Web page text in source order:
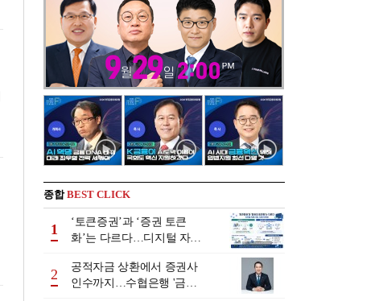
종합BEST CLICK
1
‘토큰증권’과 ‘증권 토큰
화’는 다르다…디지털 자본
2
공적자금 상환에서 증권사
인수까지…수협은행 '금융